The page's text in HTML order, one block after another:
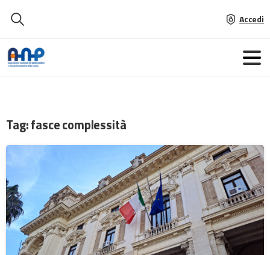
Accedi
Tag:fasce complessità